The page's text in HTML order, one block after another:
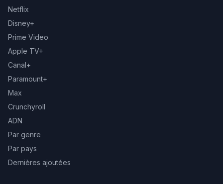
Netflix
Disney+
Prime Video
Apple TV+
Canal+
Paramount+
Max
Crunchyroll
ADN
Par genre
Par pays
Dernières ajoutées